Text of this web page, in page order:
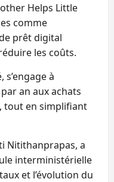
Helps Little
comme
prêt digital
les coûts.
à
an aux achats
tout en simplifiant
Nitithanprapas, a
interministérielle
et l’évolution du